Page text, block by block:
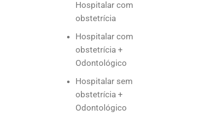
Hospitalar com
obstetrícia
Hospitalar com
obstetrícia +
Odontológico
Hospitalar sem
obstetrícia +
Odontológico